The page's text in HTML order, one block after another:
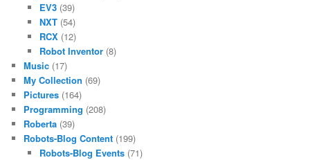
EV3(39)
NXT(54)
RCX(12)
Robot Inventor(8)
Music (17)
My Collection (69)
Pictures (164)
Programming (208)
Roberta (39)
Robots-Blog Content (199)
Robots-Blog Events(71)